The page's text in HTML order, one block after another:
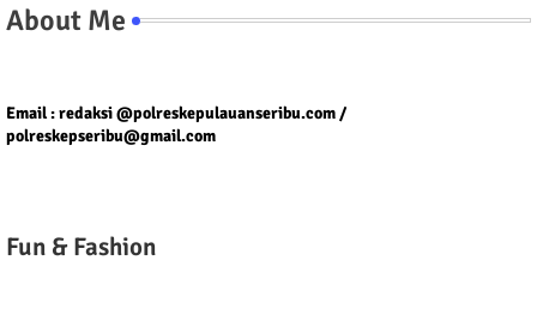
About Me
Email : redaksi @polreskepulauanseribu.com /
polreskepseribu@gmail.com
Fun & Fashion